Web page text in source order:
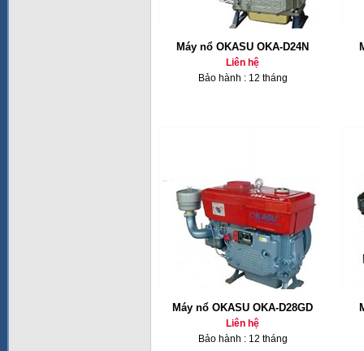
Máy nổ OKASU OKA-D24N
Liên hệ
Bảo hành : 12 tháng
Máy nổ OKASU OKA-D28GD
Liên hệ
Bảo hành : 12 tháng